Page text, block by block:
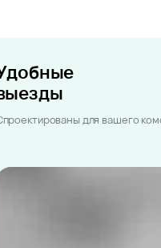
для вашего